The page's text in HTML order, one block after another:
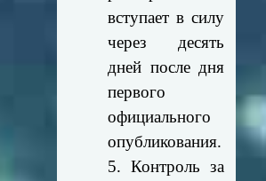
вступает в силу
через десять
дней после дня
первого
официального
опубликования.
5. Контроль за